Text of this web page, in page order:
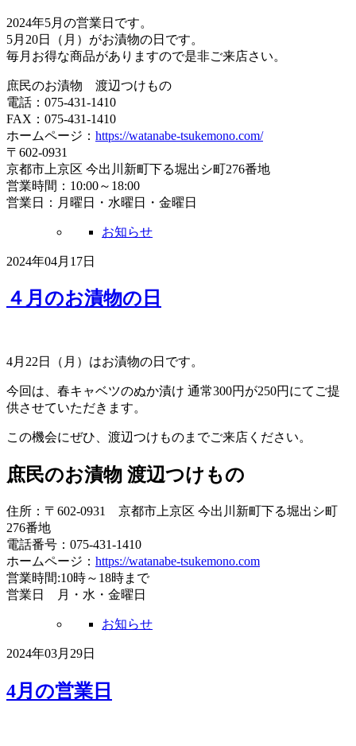
2024年5月の営業日です。
5月20日（月）がお漬物の日です。
毎月お得な商品がありますので是非ご来店さい。
庶民のお漬物 渡辺つけもの
電話：075-431-1410
FAX：075-431-1410
ホームページ： https://watanabe-tsukemono.com/
〒602-0931
京都市上京区 今出川新町下る堀出シ町276番地
営業時間：10:00～18:00
営業日：月曜日・水曜日・金曜日
お知らせ
2024年04月17日
４月のお漬物の日
4月22日（月）はお漬物の日です。
今回は、春キャベツのぬか漬け 通常300円が250円にてご提
供させていただきます。
この機会にぜひ、渡辺つけものまでご来店ください。
庶民のお漬物 渡辺つけもの
住所：〒602-0931 京都市上京区 今出川新町下る堀出シ町
276番地
電話番号：075-431-1410
ホームページ： https://watanabe-tsukemono.com
営業時間:10時～18時まで
営業日 月・水・金曜日
お知らせ
2024年03月29日
4月の営業日